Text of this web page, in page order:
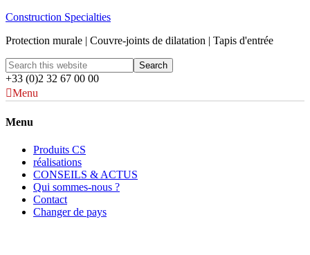
Construction Specialties
Protection murale | Couvre-joints de dilatation | Tapis d'entrée
+33 (0)2 32 67 00 00
Menu
Menu
Produits CS
réalisations
CONSEILS & ACTUS
Qui sommes-nous ?
Contact
Changer de pays